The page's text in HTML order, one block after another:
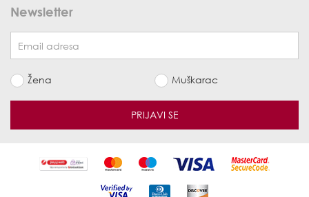
Newsletter
Žena Muškarac
PRIJAVI SE